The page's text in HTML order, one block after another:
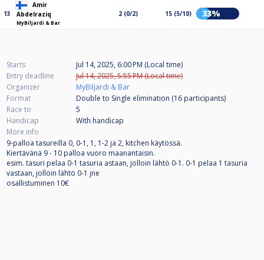
13
Amir
Abdelraziq
MyBiljardi & Bar
2 (0/2) 15 (5/10) 33%
Starts
Jul 14, 2025, 6:00 PM (Local time)
Entry deadline
Jul 14, 2025, 5:55 PM (Local time)
Organizer
MyBiljardi & Bar
Format
Double to Single elimination (16 participants)
Race to
5
Handicap
With handicap
More info
9-palloa tasureilla 0, 0-1, 1, 1-2 ja 2, kitchen käytössä.
Kiertävänä 9 - 10 palloa vuoro maanantaisin.
esim. tasuri pelaa 0-1 tasuria astaan, jolloin lähtö 0-1. 0-1 pelaa 1 tasuria
vastaan, jolloin lähtö 0-1 jne
osallistuminen 10€